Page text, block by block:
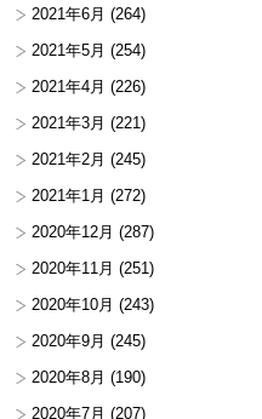
2021年6月 (264)
2021年5月 (254)
2021年4月 (226)
2021年3月 (221)
2021年2月 (245)
2021年1月 (272)
2020年12月 (287)
2020年11月 (251)
2020年10月 (243)
2020年9月 (245)
2020年8月 (190)
2020年7月 (207)